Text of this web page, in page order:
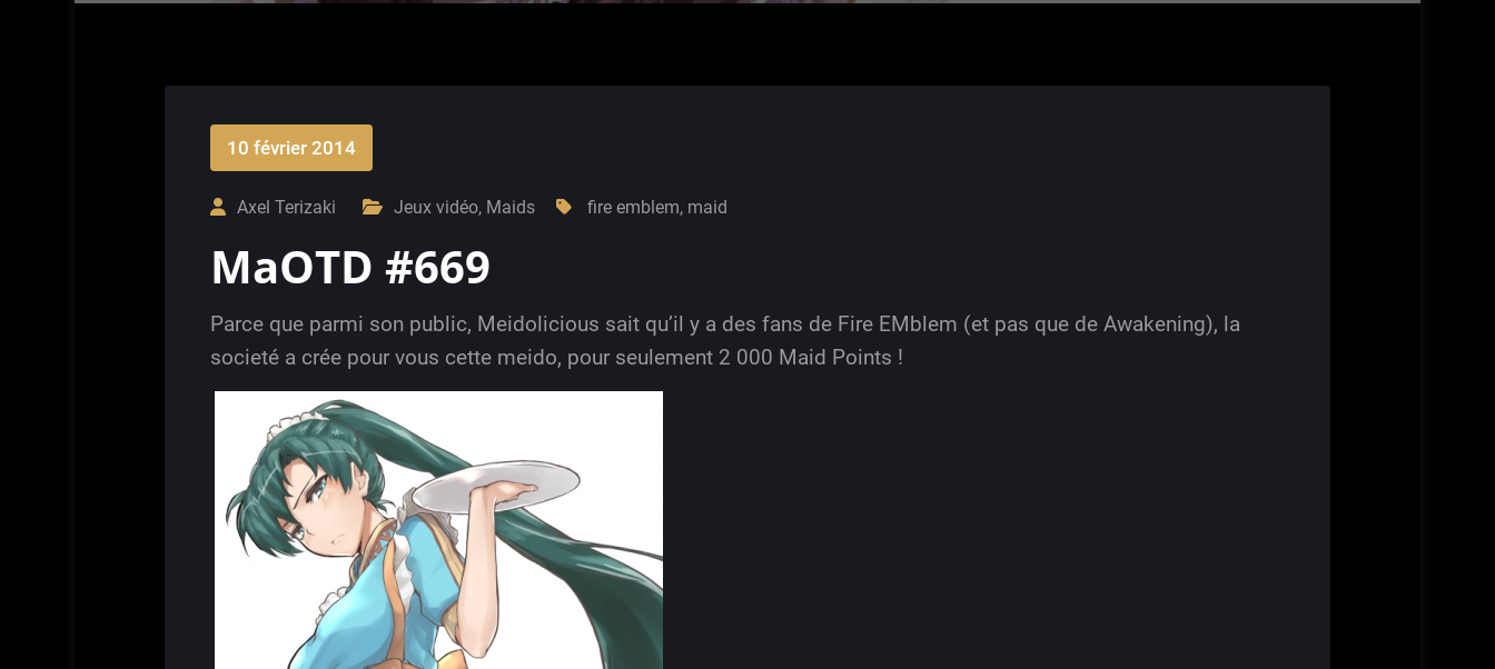
10 février 2014
Axel Terizaki Jeux vidéo, Maids fire emblem, maid
MaOTD #669
Parce que parmi son public, Meidolicious sait qu’il y a des fans de Fire EMblem (et pas que de Awakening), la
societé a crée pour vous cette meido, pour seulement 2 000 Maid Points !